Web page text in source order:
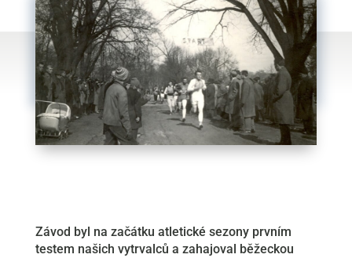
Závod byl na začátku atletické sezony prvním
testem našich vytrvalců a zahajoval běžeckou